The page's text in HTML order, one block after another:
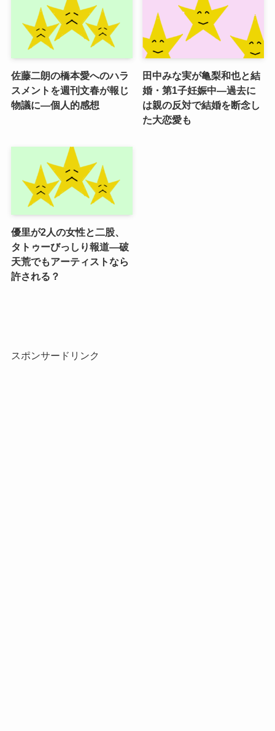
佐藤二朗の橋本愛へのハラ
スメントを週刊文春が報じ
物議に―個人的感想
田中みな実が亀梨和也と結
婚・第1子妊娠中―過去に
は親の反対で結婚を断念し
た大恋愛も
優里が2人の女性と二股、
タトゥーびっしり報道―破
天荒でもアーティストなら
許される？
スポンサードリンク